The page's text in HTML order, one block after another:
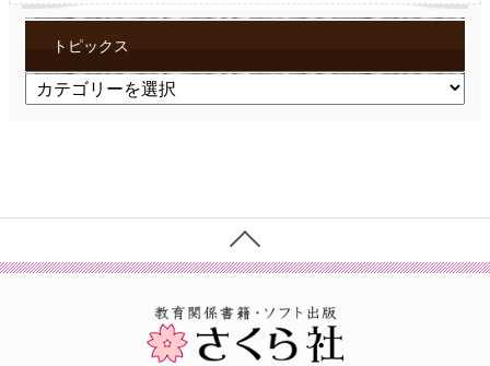
トピックス
ト